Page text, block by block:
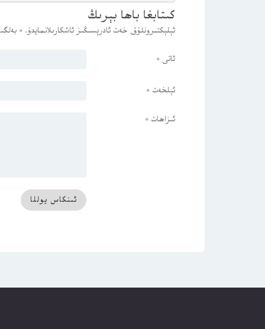
كىتابغا باھا بېرىڭ
ئېلېكتىرونلۇق خەت ئادرېسىڭىز ئاشكارىلانمايدۇ. *
ئاتى *
ئېلخەت *
ئىزاھات *